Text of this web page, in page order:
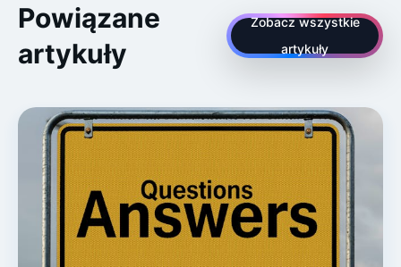
Powiązane
artykuły
Zobacz wszystkie
artykuły